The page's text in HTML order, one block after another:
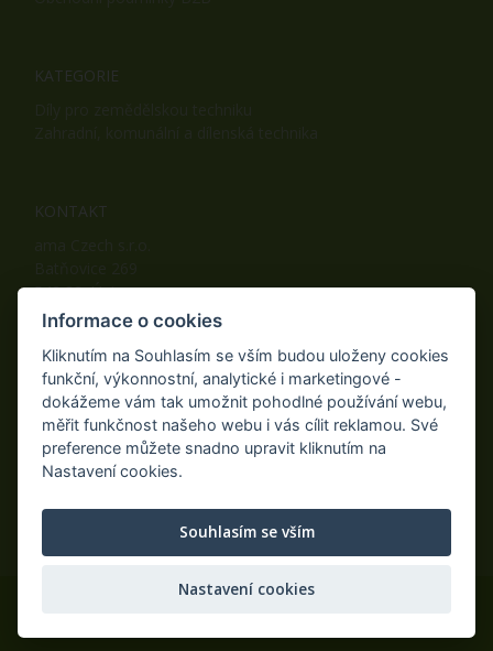
KATEGORIE
KONTAKT
542 32, Úpice
Telefon: +420 498 100 050
Fax: +420 498 100 051
E-mail:info@ama-zahrada.cz
Web:www.ama-zahrada.cz
Informace o cookies
Kliknutím na Souhlasím se vším budou uloženy cookies
funkční, výkonnostní, analytické i marketingové -
dokážeme vám tak umožnit pohodlné používání webu,
měřit funkčnost našeho webu i vás cílit reklamou. Své
preference můžete snadno upravit kliknutím na
Nastavení cookies.
Souhlasím se vším
Nastavení cookies